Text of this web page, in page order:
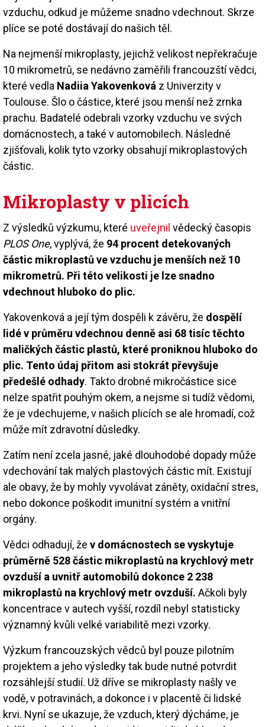
vzduchu, odkud je můžeme snadno vdechnout. Skrze
plíce se poté dostávají do našich těl.
Na nejmenší mikroplasty, jejichž velikost nepřekračuje
10 mikrometrů, se nedávno zaměřili francouzští vědci,
které vedla Nadiia Yakovenková z Univerzity v
Toulouse. Šlo o částice, které jsou menší než zrnka
prachu. Badatelé odebrali vzorky vzduchu ve svých
domácnostech, a také v automobilech. Následně
zjišťovali, kolik tyto vzorky obsahují mikroplastových
částic.
Mikroplasty v plicích
Z výsledků výzkumu, které uveřejnil vědecký časopis
PLOS One, vyplývá, že 94 procent detekovaných
částic mikroplastů ve vzduchu je menších než 10
mikrometrů. Při této velikosti je lze snadno
vdechnout hluboko do plic.
Yakovenková a její tým dospěli k závěru, že dospělí
lidé v průměru vdechnou denně asi 68 tisíc těchto
maličkých částic plastů, které proniknou hluboko do
plic. Tento údaj přitom asi stokrát převyšuje
předešlé odhady. Takto drobné mikročástice sice
nelze spatřit pouhým okem, a nejsme si tudíž vědomi,
že je vdechujeme, v našich plicích se ale hromadí, což
může mít zdravotní důsledky.
Zatím není zcela jasné, jaké dlouhodobé dopady může
vdechování tak malých plastových částic mít. Existují
ale obavy, že by mohly vyvolávat záněty, oxidační stres,
nebo dokonce poškodit imunitní systém a vnitřní
orgány.
Vědci odhadují, že v domácnostech se vyskytuje
průměrně 528 částic mikroplastů na krychlový metr
ovzduší a uvnitř automobilů dokonce 2 238
mikroplastů na krychlový metr ovzduší. Ačkoli byly
koncentrace v autech vyšší, rozdíl nebyl statisticky
významný kvůli velké variabilitě mezi vzorky.
Výzkum francouzských vědců byl pouze pilotním
projektem a jeho výsledky tak bude nutné potvrdit
rozsáhlejší studií. Už dříve se mikroplasty našly ve
vodě, v potravinách, a dokonce i v placentě či lidské
krvi. Nyní se ukazuje, že vzduch, který dýcháme, je